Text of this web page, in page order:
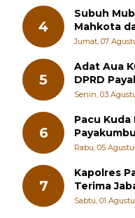
4
Subuh
Mahkota
Jumat, 07
5
Adat Aua
DPRD
Generasi
Senin, 03
6
Pacu
Persiapan!
Rabu, 05
7
Kapolres
Terima
Sungai
Sabtu, 01